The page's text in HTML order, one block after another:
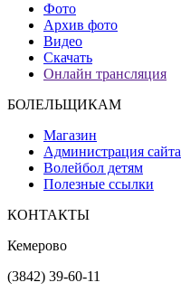
Фото
Архив фото
Видео
Скачать
Онлайн трансляция
БОЛЕЛЬЩИКАМ
Магазин
Администрация сайта
Волейбол детям
Полезные ссылки
КОНТАКТЫ
Кемерово
(3842) 39-60-11